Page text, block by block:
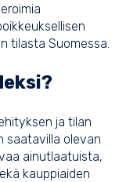
tilasta Suomessa.
ja tilan
saatavilla olevan
ainutlaatuista,
kauppiaiden